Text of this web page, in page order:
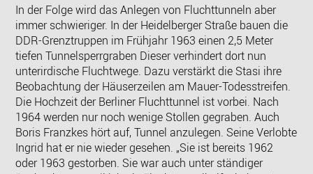
In der Folge wird das Anlegen von Fluchttunneln aber
immer schwieriger. In der Heidelberger Straße bauen die
DDR-Grenztruppen im Frühjahr 1963 einen 2,5 Meter
tiefen Tunnelsperrgraben Dieser verhindert dort nun
unterirdische Fluchtwege. Dazu verstärkt die Stasi ihre
Beobachtung der Häuserzeilen am Mauer-Todesstreifen.
Die Hochzeit der Berliner Fluchttunnel ist vorbei. Nach
1964 werden nur noch wenige Stollen gegraben. Auch
Boris Franzkes hört auf, Tunnel anzulegen. Seine Verlobte
Ingrid hat er nie wieder gesehen. „Sie ist bereits 1962
oder 1963 gestorben. Sie war auch unter ständiger